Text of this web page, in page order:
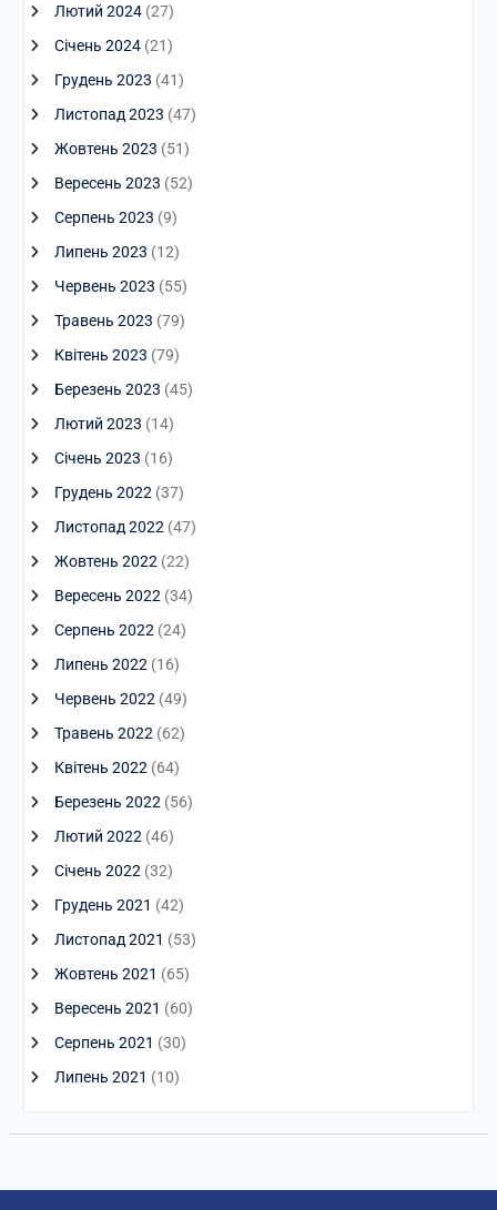
Лютий 2024(27)
Січень 2024(21)
Грудень 2023 (41)
Листопад 2023 (47)
Жовтень 2023 (51)
Вересень 2023 (52)
Серпень 2023 (9)
Липень 2023 (12)
Червень 2023 (55)
Травень 2023 (79)
Квітень 2023 (79)
Березень 2023 (45)
Лютий 2023 (14)
Січень 2023 (16)
Грудень 2022 (37)
Листопад 2022 (47)
Жовтень 2022 (22)
Вересень 2022 (34)
Серпень 2022 (24)
Липень 2022 (16)
Червень 2022 (49)
Травень 2022 (62)
Квітень 2022 (64)
Березень 2022 (56)
Лютий 2022 (46)
Січень 2022 (32)
Грудень 2021 (42)
Листопад 2021 (53)
Жовтень 2021 (65)
Вересень 2021 (60)
Серпень 2021 (30)
Липень 2021 (10)